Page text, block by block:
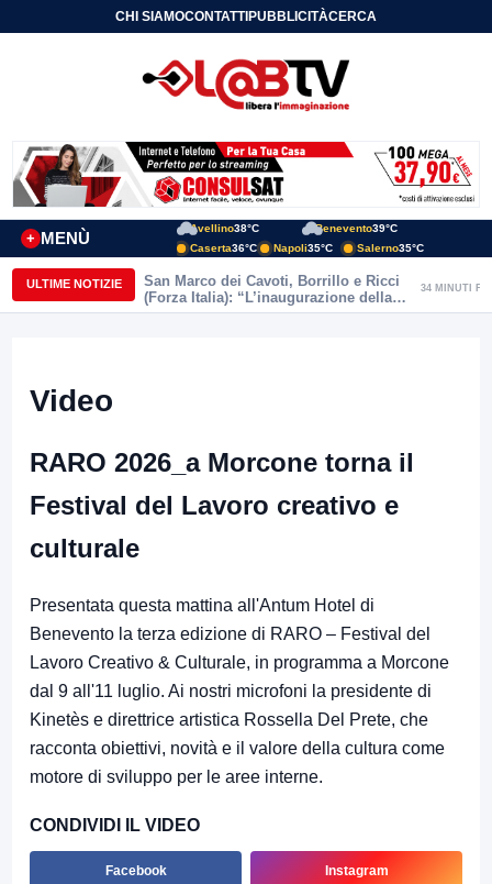
CHI SIAMOCONTATTIPUBBLICITÀCERCA
MENÙ
+
Avellino38°C Benevento39°C
Caserta36°C Napoli35°C Salerno35°C
ULTIME NOTIZIE
San Marco dei Cavoti, Borrillo e Ricci
(Forza Italia): “L’inaugurazione della
Variante rappresenta un risultato
34 MINUTI FA
Video
RARO 2026_a Morcone torna il
Festival del Lavoro creativo e
culturale
Presentata questa mattina all'Antum Hotel di
Benevento la terza edizione di RARO – Festival del
Lavoro Creativo & Culturale, in programma a Morcone
dal 9 all'11 luglio. Ai nostri microfoni la presidente di
Kinetès e direttrice artistica Rossella Del Prete, che
racconta obiettivi, novità e il valore della cultura come
motore di sviluppo per le aree interne.
CONDIVIDI IL VIDEO
Facebook Instagram